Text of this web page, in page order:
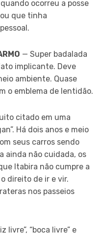
ocorreu a posse
que tinha
— Super badalada
implicante. Deve
ambiente. Quase
o emblema de lentidão.
citado em uma
Há dois anos e meio
seus carros sendo
ainda não cuidada, os
Itabira não cumpre a
direito de ir e vir.
nos passeios
livre”, “boca livre” e